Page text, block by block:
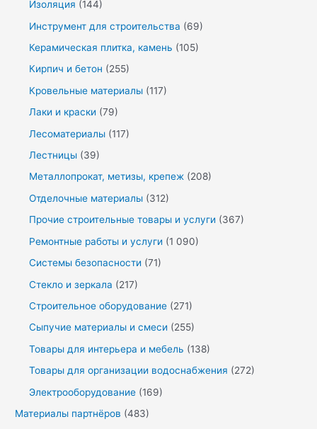
Изоляция (144)
Инструмент для строительства (69)
Керамическая плитка, камень (105)
Кирпич и бетон (255)
Кровельные материалы (117)
Лаки и краски (79)
Лесоматериалы (117)
Лестницы (39)
Металлопрокат, метизы, крепеж (208)
Отделочные материалы (312)
Прочие строительные товары и услуги (367)
Ремонтные работы и услуги (1 090)
Системы безопасности (71)
Стекло и зеркала (217)
Строительное оборудование (271)
Сыпучие материалы и смеси (255)
Товары для интерьера и мебель (138)
Товары для организации водоснабжения (272)
Электрооборудование (169)
Материалы партнёров (483)